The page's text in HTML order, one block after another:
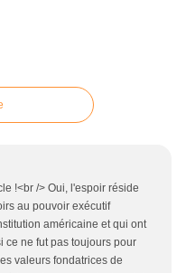
!<br /> Oui, l'espoir réside
au pouvoir exécutif
américaine et qui ont
ce ne fut pas toujours pour
valeurs fondatrices de